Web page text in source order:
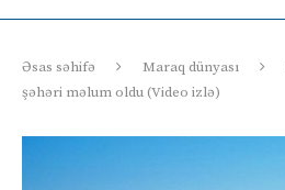
Əsas səhifə Maraq dünyası
şəhəri məlum oldu (Video izlə)